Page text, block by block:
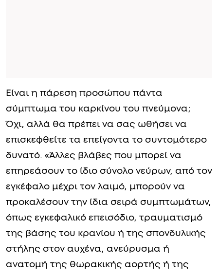
Είναι η πάρεση προσώπου πάντα
σύμπτωμα του καρκίνου του πνεύμονα;
Όχι, αλλά θα πρέπει να σας ωθήσει να
επισκεφθείτε τα επείγοντα το συντομότερο
δυνατό. «Άλλες βλάβες που μπορεί να
επηρεάσουν το ίδιο σύνολο νεύρων, από τον
εγκέφαλο μέχρι τον λαιμό, μπορούν να
προκαλέσουν την ίδια σειρά συμπτωμάτων,
όπως εγκεφαλικό επεισόδιο, τραυματισμό
της βάσης του κρανίου ή της σπονδυλικής
στήλης στον αυχένα, ανεύρυσμα ή
ανατομή της θωρακικής αορτής ή της